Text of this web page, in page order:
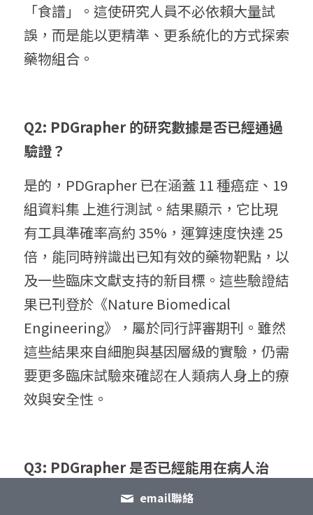
「食譜」。這使研究人員不必依賴大量試
誤，而是能以更精準、更系統化的方式探索
藥物組合。
Q2: PDGrapher 的研究數據是否已經通過
驗證？
是的，PDGrapher 已在涵蓋 11 種癌症、19
組資料集 上進行測試。結果顯示，它比現
有工具準確率高約 35%，運算速度快達 25
倍，能同時辨識出已知有效的藥物靶點，以
及一些臨床文獻支持的新目標。這些驗證結
果已刊登於《Nature Biomedical
Engineering》，屬於同行評審期刊。雖然
這些結果來自細胞與基因層級的實驗，仍需
要更多臨床試驗來確認在人類病人身上的療
效與安全性。
Q3: PDGrapher 是否已經能用在病人治
email聯絡